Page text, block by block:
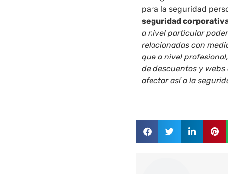
para la seguridad
seguridad
a nivel particular
relacionadas con
que a nivel
de descuentos y
afectar así a la